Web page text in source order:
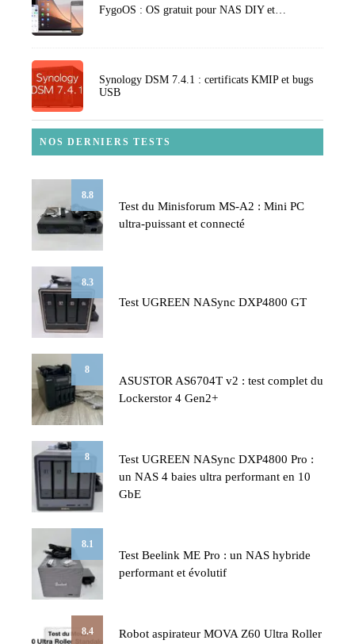
FygoOS : OS gratuit pour NAS DIY et…
Synology DSM 7.4.1 : certificats KMIP et bugs
USB
NOS DERNIERS TESTS
8.8
Test du Minisforum MS-A2 : Mini PC
ultra-puissant et connecté
8.3
Test UGREEN NASync DXP4800 GT
8
ASUSTOR AS6704T v2 : test complet du
Lockerstor 4 Gen2+
8
Test UGREEN NASync DXP4800 Pro :
un NAS 4 baies ultra performant en 10
GbE
8.1
Test Beelink ME Pro : un NAS hybride
performant et évolutif
8.4
Robot aspirateur MOVA Z60 Ultra Roller